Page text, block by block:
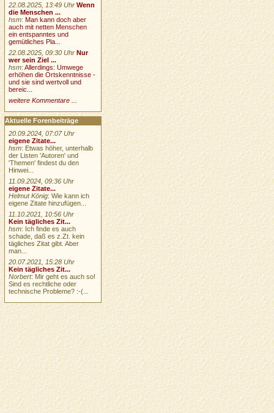
22.08.2025, 13:49 Uhr Wenn
die Menschen ...
hsm:Man kann doch aber
auch mit netten Menschen
ein entspanntes und
gemütliches Pla...
22.08.2025, 09:30 Uhr Nur
wer sein Ziel ...
hsm:Allerdings: Umwege
erhöhen die Ortskenntnisse -
und sie sind wertvoll und
bereic...
weitere Kommentare ...
Aktuelle Forenbeiträge
20.09.2024, 07:07 Uhr
eigene Zitate...
hsm: Etwas höher, unterhalb
der Listen 'Autoren' und
'Themen' findest du den
Hinwei...
11.09.2024, 09:36 Uhr
eigene Zitate...
Helmut König: Wie kann ich
eigene Zitate hinzufügen...
11.10.2021, 10:56 Uhr
Kein tägliches Zit...
hsm: Ich finde es auch
schade, daß es z.Zt. kein
tägliches Zitat gibt. Aber
man...
20.07.2021, 15:28 Uhr
Kein tägliches Zit...
Norbert: Mir geht es auch so!
Sind es rechtliche oder
technische Probleme? :-(...